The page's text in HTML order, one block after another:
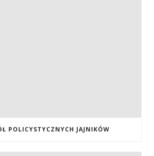
POLICYSTYCZNYCH JAJNIKÓW